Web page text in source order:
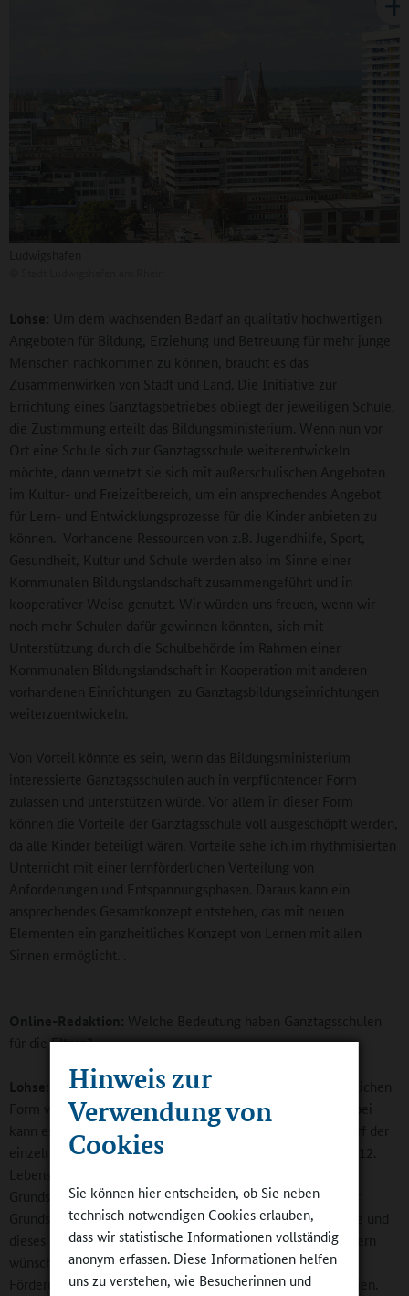
Hinweis zur
Verwendung von
Cookies
Sie können hier entscheiden, ob Sie neben
technisch notwendigen Cookies erlauben,
dass wir statistische Informationen vollständig
anonym erfassen. Diese Informationen helfen
uns zu verstehen, wie Besucherinnen und
Lohse: Um dem wachsenden Bedarf an qualitativ hochwertigen
Angeboten für Bildung, Erziehung und Betreuung für mehr junge
Menschen nachkommen zu können, braucht es das
Zusammenwirken von Stadt und Land. Die Initiative zur
Errichtung eines Ganztagsbetriebes obliegt der jeweiligen Schule,
die Zustimmung erteilt das Bildungsministerium. Wenn nun vor
Ort eine Schule sich zur Ganztagsschule weiterentwickeln
möchte, dann vernetzt sie sich mit außerschulischen Angeboten
im Kultur- und Freizeitbereich, um ein ansprechendes Angebot
für Lern- und Entwicklungsprozesse für die Kinder anbieten zu
können. Vorhandene Ressourcen von z.B. Jugendhilfe, Sport,
Gesundheit, Kultur und Schule werden also im Sinne einer
Kommunalen Bildungslandschaft zusammengeführt und in
kooperativer Weise genutzt. Wir würden uns freuen, wenn wir
noch mehr Schulen dafür gewinnen könnten, sich mit
Unterstützung durch die Schulbehörde im Rahmen einer
Kommunalen Bildungslandschaft in Kooperation mit anderen
vorhandenen Einrichtungen zu Ganztagsbildungseinrichtungen
weiterzuentwickeln.
Von Vorteil könnte es sein, wenn das Bildungsministerium
interessierte Ganztagsschulen auch in verpflichtender Form
zulassen und unterstützen würde. Vor allem in dieser Form
können die Vorteile der Ganztagsschule voll ausgeschöpft werden,
da alle Kinder beteiligt wären. Vorteile sehe ich im rhythmisierten
Unterricht mit einer lernförderlichen Verteilung von
Anforderungen und Entspannungsphasen. Daraus kann ein
ansprechendes Gesamtkonzept entstehen, das mit neuen
Elementen ein ganzheitliches Konzept von Lernen mit allen
Sinnen ermöglicht. .
Online-Redaktion: Welche Bedeutung haben Ganztagsschulen
für die Eltern?
Lohse:
Für Eltern ist es wichtig, ihre Kinder in einer verlässlichen
Form von Bildung und Erziehung gut betreut zu wissen. Dabei
kann es ganz unterschiedliche Formen geben, je nach Bedarf der
einzelnen Familien. Die Nachfrage für Schulkinder bis zum 12.
Lebensjahr ist seit Jahren steigend, gerade auch im
Grundschulbereich. In Ludwigshafen gibt es bereits an jeder
Grundschule ein Angebot der sog. Betreuenden Grundschule und
dieses aktuell mit verlängertem Angebotsrahmen. Viele Eltern
wünschen sich darüber hinaus ein attraktives Angebot zur
Förderung ihrer Kinder am Nachmittag und auch in den Ferien.